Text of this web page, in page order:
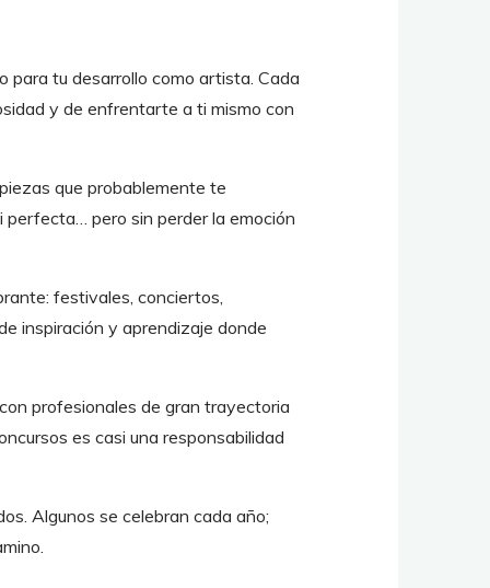
para tu desarrollo como artista. Cada
y de enfrentarte a ti mismo con
que probablemente te
perfecta… pero sin perder la emoción
festivales, conciertos,
inspiración y aprendizaje donde
profesionales de gran trayectoria
es casi una responsabilidad
Algunos se celebran cada año;